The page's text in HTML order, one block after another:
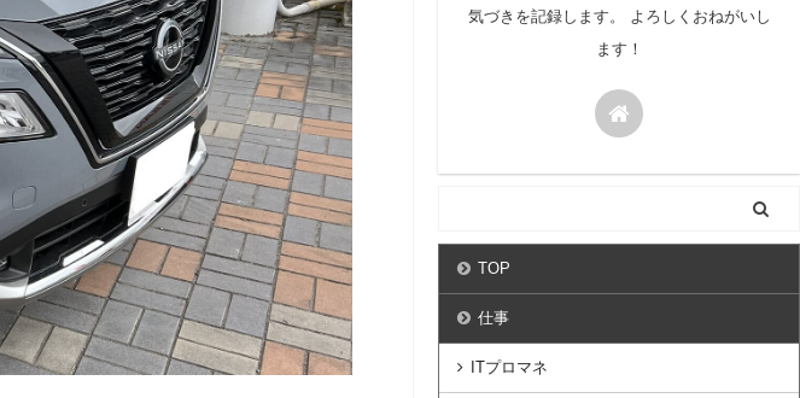
気づきを記録します。 よろしくおねがいし
ます！
TOP
仕事
ITプロマネ